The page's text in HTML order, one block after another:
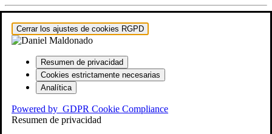
Hestia | Desarrollado porThemeIsle
Cerrar los ajustes de cookies RGPD
Resumen de privacidad
Cookies estrictamente necesarias
Analítica
Powered by GDPR Cookie Compliance
Resumen de privacidad